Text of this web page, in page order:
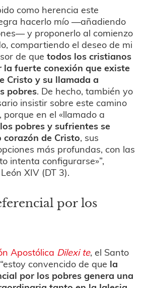
como herencia este
hacerlo mío —añadiendo
y proponerlo al comienzo
compartiendo el deseo de mi
de quetodos los cristianos
la fuerte conexión que existe
Cristo y su llamada a
pobres. De hecho, también yo
insistir sobre este camino
en el «llamado a
pobres y sufrientes se
corazón de Cristo, sus
más profundas, con las
intenta configurarse»”,
XIV (DT 3).
por los
Apostólica Dilexi te, el Santo
convencido de que la
por los pobres genera una